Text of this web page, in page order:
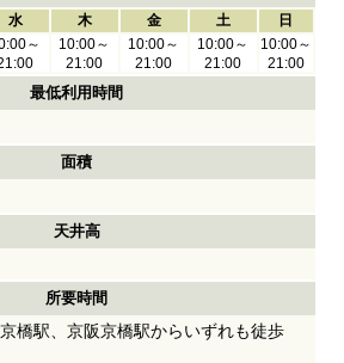
水 木 金 土
日
～
10:00～
21:00
10:00～
21:00
10:00～
21:00
10:00～
21:00
最低利用時間
面積
天井高
所要時間
橋駅、京阪京橋駅からいずれも徒歩